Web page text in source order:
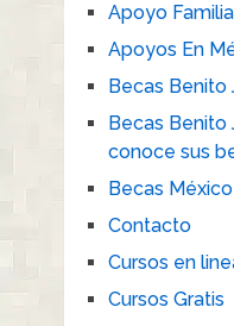
Apoyo
Apoyos En
Becas Benito
Becas Benito
conoce sus
Becas México
Contacto
Cursos en
Cursos Gratis